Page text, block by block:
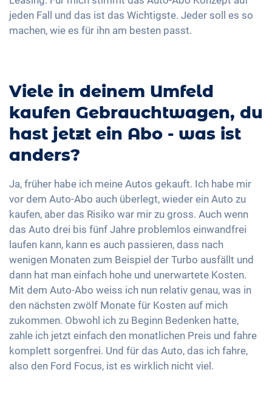
jeden Fall und das ist das Wichtigste. Jeder soll es so
machen, wie es für ihn am besten passt.
Viele in deinem Umfeld
kaufen Gebrauchtwagen, du
hast jetzt ein Abo - was ist
anders?
Ja, früher habe ich meine Autos gekauft. Ich habe mir
vor dem Auto-Abo auch überlegt, wieder ein Auto zu
kaufen, aber das Risiko war mir zu gross. Auch wenn
das Auto drei bis fünf Jahre problemlos einwandfrei
laufen kann, kann es auch passieren, dass nach
wenigen Monaten zum Beispiel der Turbo ausfällt und
dann hat man einfach hohe und unerwartete Kosten.
Mit dem Auto-Abo weiss ich nun relativ genau, was in
den nächsten zwölf Monate für Kosten auf mich
zukommen. Obwohl ich zu Beginn Bedenken hatte,
zahle ich jetzt einfach den monatlichen Preis und fahre
komplett sorgenfrei. Und für das Auto, das ich fahre,
also den Ford Focus, ist es wirklich nicht viel.